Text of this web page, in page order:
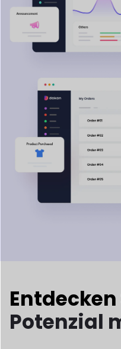
Entdecken
Potenzial
Entdecken Sie unendliche
Sie Produkte verkaufen
ermöglicht es Ihnen,
zu
Bücher,